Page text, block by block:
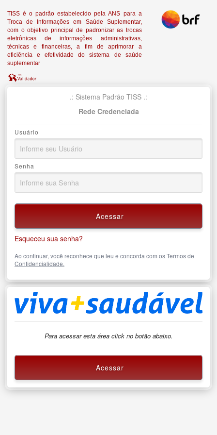
TISS é o padrão estabelecido pela ANS para a
Troca de Informações em Saúde Suplementar,
com o objetivo principal de padronizar as trocas
eletrônicas de informações administrativas,
técnicas e financeiras, a fim de aprimorar a
eficiência e efetividade do sistema de saúde
suplementar
.: Sistema Padrão TISS .:
Rede Credenciada
Usuário
Senha
Esqueceu sua senha?
Ao continuar, você reconhece que leu e concorda com osTermos de
Confidencialidade.
Para acessar esta área click no botão abaixo.